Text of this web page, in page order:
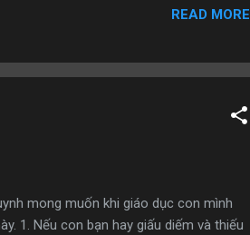
cửa. Trầm mặc một lúc, tài xế chủ
READ MORE
mong muốn khi giáo dục con mình
1. Nếu con bạn hay giấu diếm và thiếu